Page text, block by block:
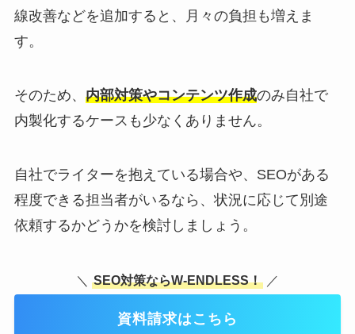
線改善などを追加すると、月々の負担も増えま
す。
そのため、 内部対策やコンテンツ作成のみ自社で
内製化するケースも少なくありません。
自社でライターを抱えている場合や、SEOがある
程度できる担当者がいるなら、状況に応じて別途
依頼するかどうかを検討しましょう。
＼ SEO対策ならW-ENDLESS！ ／
資料請求はこちら